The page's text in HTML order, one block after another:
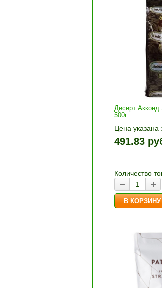
Десерт
500г
Цена указана
1шт
и «-».
491.83
Количество